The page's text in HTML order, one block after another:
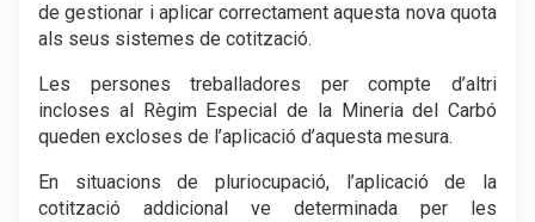
de gestionar i aplicar correctament aquesta nova quota
als seus sistemes de cotització.
Les persones treballadores per compte d’altri
incloses al Règim Especial de la Mineria del Carbó
queden excloses de l’aplicació d’aquesta mesura.
En situacions de pluriocupació, l’aplicació de la
cotització addicional ve determinada per les